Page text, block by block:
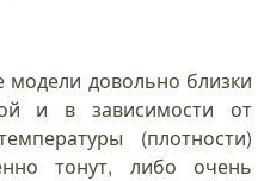
модели довольно близки
и в зависимости от
(плотности)
тонут, либо очень